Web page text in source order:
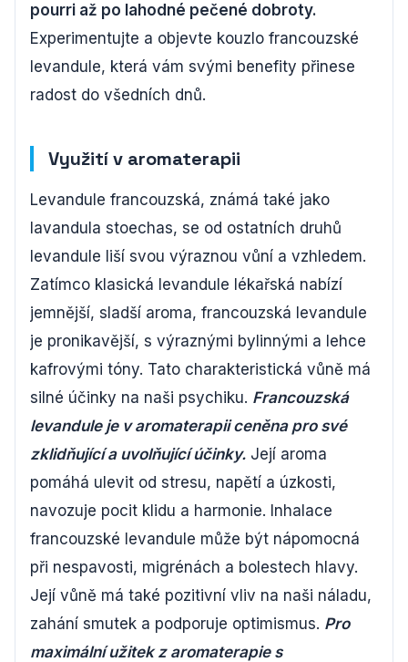
pourri až po lahodné pečené dobroty.
Experimentujte a objevte kouzlo francouzské
levandule, která vám svými benefity přinese
radost do všedních dnů.
Využití v aromaterapii
Levandule francouzská, známá také jako
lavandula stoechas, se od ostatních druhů
levandule liší svou výraznou vůní a vzhledem.
Zatímco klasická levandule lékařská nabízí
jemnější, sladší aroma, francouzská levandule
je pronikavější, s výraznými bylinnými a lehce
kafrovými tóny. Tato charakteristická vůně má
silné účinky na naši psychiku. Francouzská
levandule je v aromaterapii ceněna pro své
zklidňující a uvolňující účinky. Její aroma
pomáhá ulevit od stresu, napětí a úzkosti,
navozuje pocit klidu a harmonie. Inhalace
francouzské levandule může být nápomocná
při nespavosti, migrénách a bolestech hlavy.
Její vůně má také pozitivní vliv na naši náladu,
zahání smutek a podporuje optimismus. Pro
maximální užitek z aromaterapie s